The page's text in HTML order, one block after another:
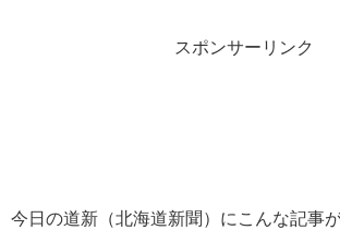
スポンサーリンク
今日の道新（北海道新聞）にこんな記事が